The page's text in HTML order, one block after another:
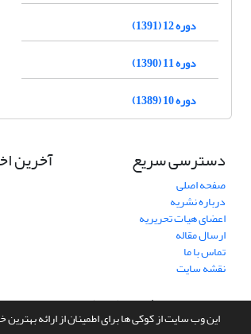
این وب سایت از کوکی ها برای اطمینان از ارائه
دوره 12 (1391)
دوره 11 (1390)
دوره 10 (1389)
دسترسی سریع
صفحه اصلی
درباره نشریه
اعضای هیات تحریریه
ارسال مقاله
تماس با ما
نقشه سایت
آخرین
سامانه مدیریت نشریات علمی.طراحی و پیاده سازی از